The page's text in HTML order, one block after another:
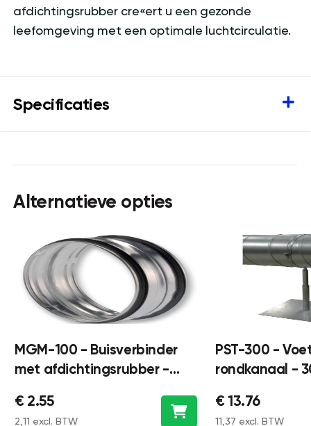
afdichtingsrubber cre«ert u een gezonde
leefomgeving met een optimale luchtcirculatie.
Specificaties
Alternatieve opties
MGM-100 - Buisverbinder
met afdichtingsrubber -
€ 2.55
2,11 excl. BTW
PST-300 -
rondkanaal -
€ 13.76
11,37 excl. BTW